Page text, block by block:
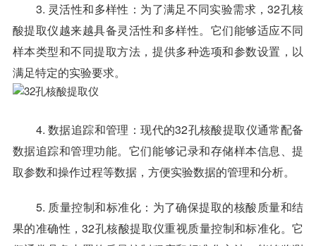
3. 灵活性和多样性：为了满足不同实验需求，32孔核
酸提取仪越来越具备灵活性和多样性。它们能够适应不同
样本类型和不同提取方法，提供多种选项和参数设置，以
满足特定的实验要求。
4. 数据追踪和管理：现代的32孔核酸提取仪通常配备
数据追踪和管理功能。它们能够记录和存储样本信息、提
取参数和操作过程等数据，方便实验数据的管理和分析。
5. 质量控制和标准化：为了确保提取的核酸质量和结
果的准确性，32孔核酸提取仪重视质量控制和标准化。它